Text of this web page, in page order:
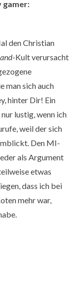
gamer:
den Christian
-Kult verursacht
man sich auch
hinter Dir! Ein
lustig, wenn ich
weil der sich
Den MI-
als Argument
etwas
dass ich bei
mehr war,